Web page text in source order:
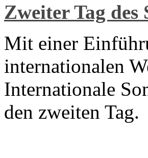
Zweiter Tag des
Mit einer
internationalen
Internationale
den zweiten Tag.